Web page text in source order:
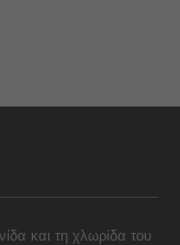
και τη χλωρίδα του